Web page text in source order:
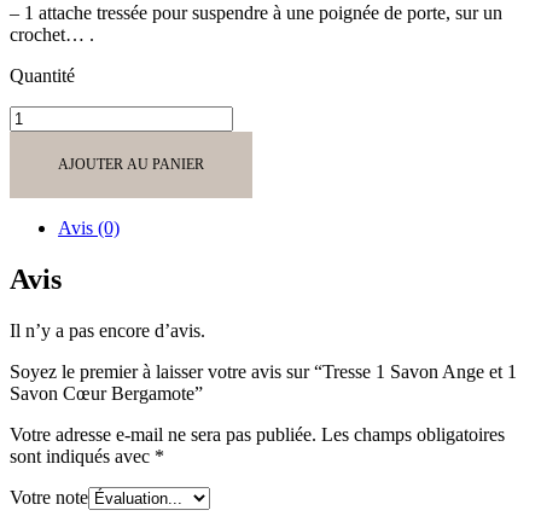
– 1 attache tressée pour suspendre à une poignée de porte, sur un
crochet… .
Quantité
quantité
de
Savon
Ange
1
Savon
Bergamote
AJOUTER AU PANIER
Avis (0)
Avis
Il n’y a pas encore d’avis.
Soyez le premier à laisser votre avis sur “Tresse 1 Savon Ange et 1
Savon Cœur Bergamote”
Votre adresse e-mail ne sera pas publiée. Les champs obligatoires
sont indiqués avec *
Votre note